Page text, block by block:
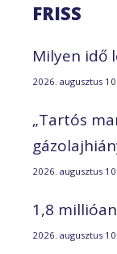
FRISS
Milyen idő
2026. augusztus 10.
„Tartós
2026. augusztus 10.
1,8
2026. augusztus 10.